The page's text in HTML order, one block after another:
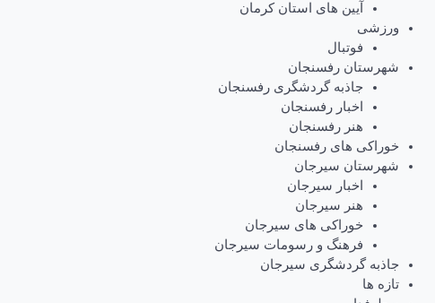
آیین های استان کرمان
ورزشی
فوتبال
شهرستان رفسنجان
جاذبه گردشگری رفسنجان
اخبار رفسنجان
هنر رفسنجان
خوراکی های رفسنجان
شهرستان سیرجان
اخبار سیرجان
هنر سیرجان
خوراکی های سیرجان
فرهنگ و رسومات سیرجان
جاذبه گردشگری سیرجان
تازه ها